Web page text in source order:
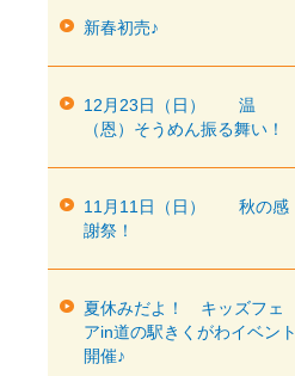
新春初売♪
12月23日（日） 温
（恩）そうめん振る舞い！
11月11日（日） 秋の感
謝祭！
夏休みだよ！ キッズフェ
アin道の駅きくがわイベント
開催♪